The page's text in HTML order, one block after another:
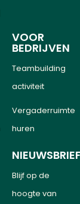
VOOR
BEDRIJVEN
Teambuilding
activiteit
Vergaderruimte
huren
Blijf op de
hoogte van